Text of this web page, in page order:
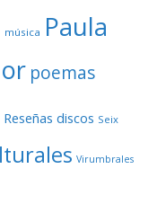
música Paula
poemas
Reseñas discos Seix
Virumbrales